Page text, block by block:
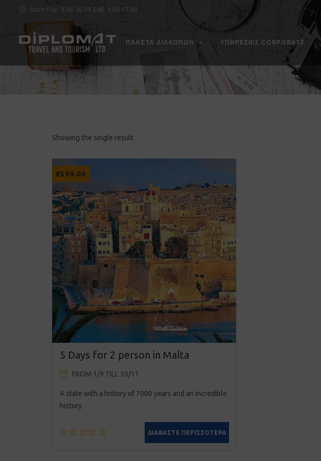
Δευτ-Παρ. 9.00-20.00 Σάβ. 9.00-17.00
ΠΑΚΕΤΑ ΔΙΑΚΟΠΩΝ ΥΠΗΡΕΣΊΕΣ CORPORATE
Showing the single result
€599.00
5 Days for 2 person in Malta
FROM 1/9 TILL 30/11
A state with a history of 7000 years and an incredible
history.
ΔΙΑΒΆΣΤΕ ΠΕΡΙΣΣΌΤΕΡΑ